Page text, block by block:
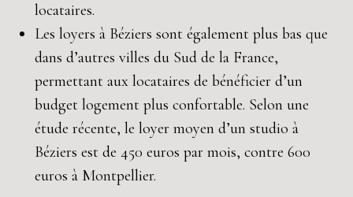
locataires.
Les loyers à Béziers sont également plus bas que
dans d’autres villes du Sud de la France,
permettant aux locataires de bénéficier d’un
budget logement plus confortable. Selon une
étude récente, le loyer moyen d’un studio à
Béziers est de 450 euros par mois, contre 600
euros à Montpellier.